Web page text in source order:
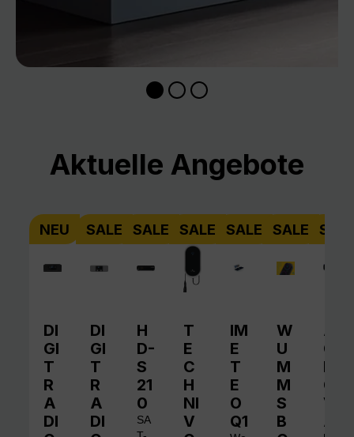
Produktgalerie überspringen
Aktuelle Angebote
NEU
DI
GI
T
R
A
DI
SALE
DI
GI
T
R
A
DI
SALE
H
D-
S
21
0
SA
SALE
T
E
C
H
NI
V
SALE
IM
E
T
E
O
Q1
SALE
W
U
M
M
S
B
A
QI
N
O
V
A